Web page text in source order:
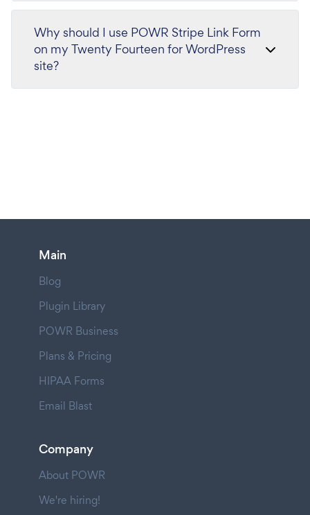
Why should I use POWR Stripe Link Form
on my Twenty Fourteen for WordPress
site?
Main
Blog
Plugin Library
POWR Business
Plans & Pricing
HIPAA Forms
Email Blast
Company
About POWR
We're hiring!